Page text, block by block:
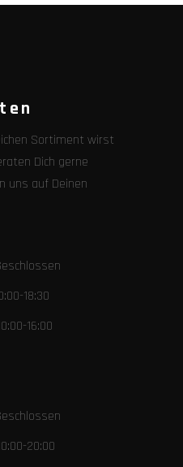
Sortiment wirst
Dich gerne
uns auf Deinen
18:30
16:00
20:00